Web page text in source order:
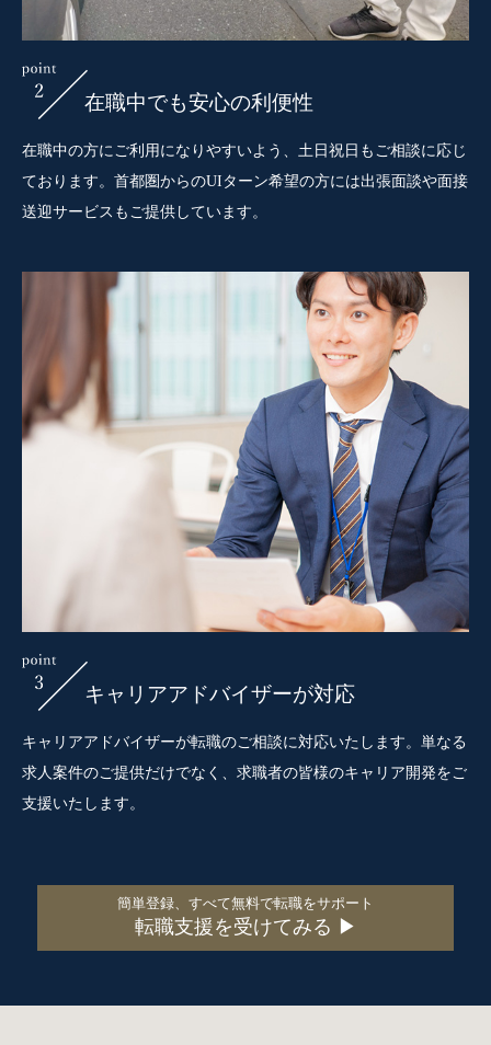
在職中でも安心の利便性
在職中の方にご利用になりやすいよう、土日祝日もご相談に応じ
ております。首都圏からのUIターン希望の方には出張面談や面接
送迎サービスもご提供しています。
キャリアアドバイザーが対応
キャリアアドバイザーが転職のご相談に対応いたします。単なる
求人案件のご提供だけでなく、求職者の皆様のキャリア開発をご
支援いたします。
簡単登録、すべて無料で転職をサポート
転職支援を受けてみる ▶